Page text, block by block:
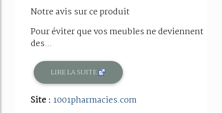
Notre avis sur ce produit
Pour éviter que vos meubles ne deviennent
des...
LIRE LA SUITE
Site : 1001pharmacies.com